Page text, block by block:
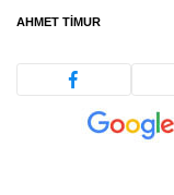
AHMET TIMUR